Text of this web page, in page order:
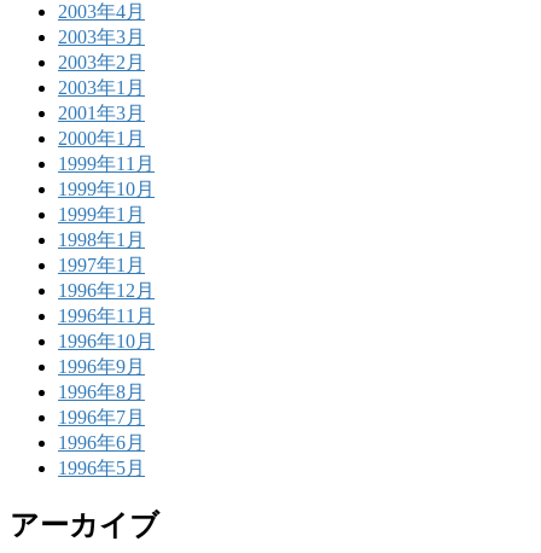
2003年4月
2003年3月
2003年2月
2003年1月
2001年3月
2000年1月
1999年11月
1999年10月
1999年1月
1998年1月
1997年1月
1996年12月
1996年11月
1996年10月
1996年9月
1996年8月
1996年7月
1996年6月
1996年5月
アーカイブ